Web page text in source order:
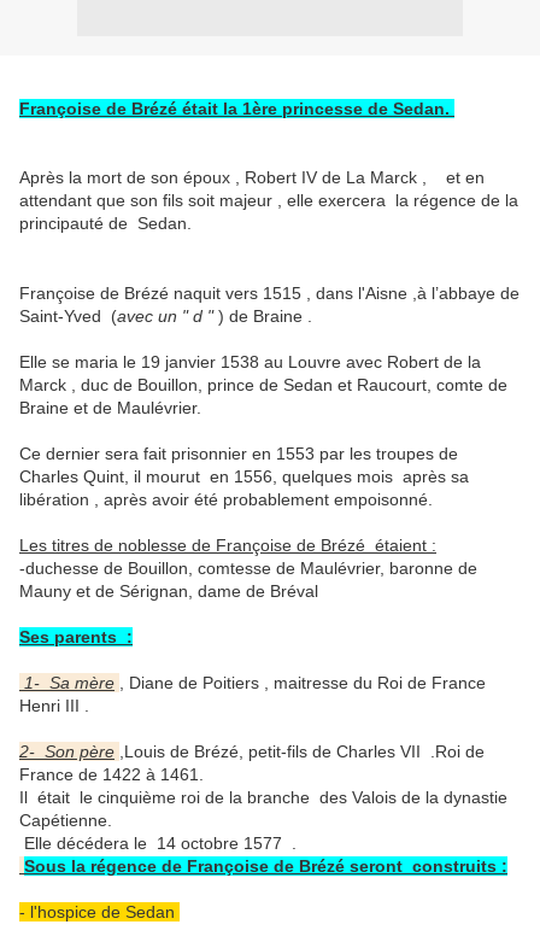
Françoise de Brézé était la 1ère princesse de Sedan.
Après la mort de son époux , Robert IV de La Marck , et en
attendant que son fils soit majeur , elle exercera la régence de la
principauté de Sedan.
Françoise de Brézé naquit vers 1515 , dans l'Aisne ,à l’abbaye de
Saint-Yved (avec un " d ") de Braine .
Elle se maria le 19 janvier 1538 au Louvre avec Robert de la
Marck , duc de Bouillon, prince de Sedan et Raucourt, comte de
Braine et de Maulévrier.
Ce dernier sera fait prisonnier en 1553 par les troupes de
Charles Quint, il mourut en 1556, quelques mois après sa
libération , après avoir été probablement empoisonné.
Les titres de noblesse de Françoise de Brézé étaient :
-duchesse de Bouillon, comtesse de Maulévrier, baronne de
Mauny et de Sérignan, dame de Bréval
Ses parents :
1- Sa mère
, Diane de Poitiers , maitresse du Roi de France
Henri III .
2- Son père ,Louis de Brézé, petit-fils de Charles VII .Roi de
France de 1422 à 1461.
Il était le cinquième roi de la branche des Valois de la dynastie
Capétienne.
Elle décédera le 14 octobre 1577 .
Sous la régence de Françoise de Brézé seront construits :
- l'hospice de Sedan